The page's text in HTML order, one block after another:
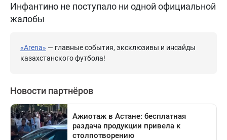
Инфантино не поступало ни одной официальной
жалобы
«Arena» — главные события, эксклюзивы и инсайды
казахстанского футбола!